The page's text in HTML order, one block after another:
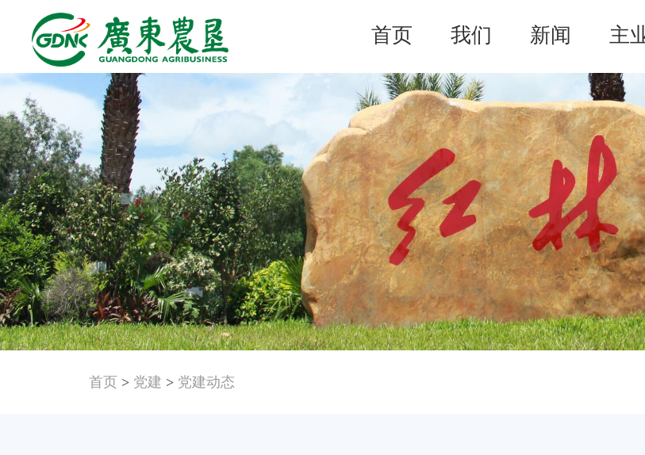
首页 我们 新闻 主
首页 > 党建 > 党建动态